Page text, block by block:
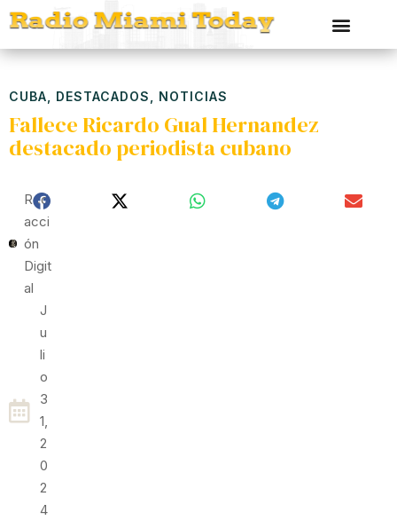
CUBA DESTACADOS NOTICIAS
Fallece Ricardo Gual Hernandez
destacado periodista cubano
Red
Acci
Ón
Digit
Al
J
U
Li
O
3
1,
2
0
2
4